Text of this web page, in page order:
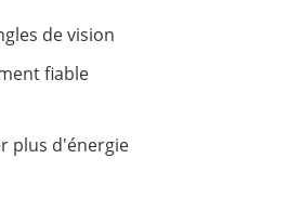
de vision
fiable
plus d'énergie